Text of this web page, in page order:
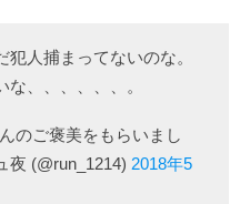
人捕まってないのな。
、、、、、、。
のご褒美をもらいまし
(@run_1214) 2018年5